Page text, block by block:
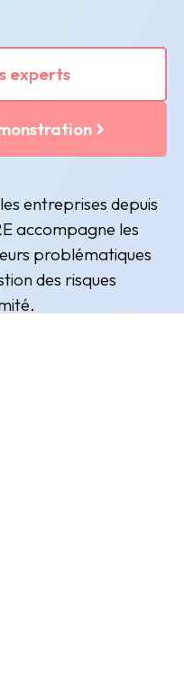
experts
entreprises depuis
accompagne les
problématiques
des risques